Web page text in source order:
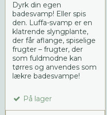
Dyrk din egen
badesvamp! Eller spis
den. Luffa-svamp er en
klatrende slyngplante,
der får aflange, spiselige
frugter – frugter, der
som fuldmodne kan
tørres og anvendes som
lækre badesvampe!
På lager